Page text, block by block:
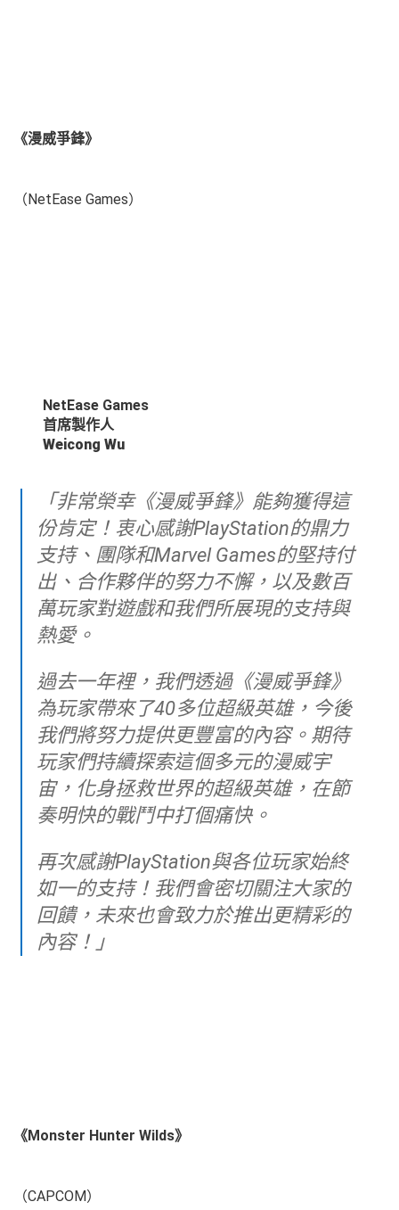
《漫威爭鋒》
（NetEase Games）
NetEase Games
首席製作人
Weicong Wu
「非常榮幸《漫威爭鋒》能夠獲得這
份肯定！衷心感謝PlayStation的鼎力
支持、團隊和Marvel Games的堅持付
出、合作夥伴的努力不懈，以及數百
萬玩家對遊戲和我們所展現的支持與
熱愛。
過去一年裡，我們透過《漫威爭鋒》
為玩家帶來了40多位超級英雄，今後
我們將努力提供更豐富的內容。期待
玩家們持續探索這個多元的漫威宇
宙，化身拯救世界的超級英雄，在節
奏明快的戰鬥中打個痛快。
再次感謝PlayStation與各位玩家始終
如一的支持！我們會密切關注大家的
回饋，未來也會致力於推出更精彩的
內容！」
《Monster Hunter Wilds》
（CAPCOM）